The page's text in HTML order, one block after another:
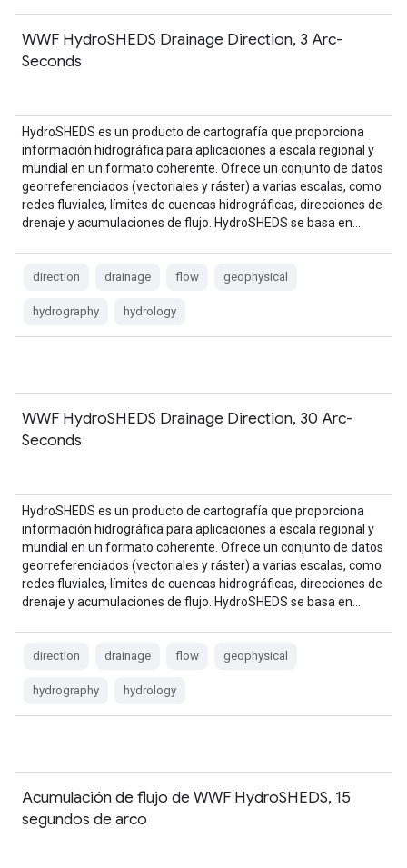
WWF HydroSHEDS Drainage Direction, 3 Arc-
Seconds
HydroSHEDS es un producto de cartografía que proporciona
información hidrográfica para aplicaciones a escala regional y
mundial en un formato coherente. Ofrece un conjunto de datos
georreferenciados (vectoriales y ráster) a varias escalas, como
redes fluviales, límites de cuencas hidrográficas, direcciones de
drenaje y acumulaciones de flujo. HydroSHEDS se basa en…
direction drainage flow geophysical
hydrography hydrology
WWF HydroSHEDS Drainage Direction, 30 Arc-
Seconds
HydroSHEDS es un producto de cartografía que proporciona
información hidrográfica para aplicaciones a escala regional y
mundial en un formato coherente. Ofrece un conjunto de datos
georreferenciados (vectoriales y ráster) a varias escalas, como
redes fluviales, límites de cuencas hidrográficas, direcciones de
drenaje y acumulaciones de flujo. HydroSHEDS se basa en…
direction drainage flow geophysical
hydrography hydrology
Acumulación de flujo de WWF HydroSHEDS, 15
segundos de arco